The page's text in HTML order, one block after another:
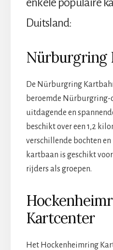
Duitsland:
Nürburgring
De Nürburgring
beroemde Nürburgring-
uitdagende en
beschikt over een 1,2
verschillende bochten en
kartbaan is geschikt
rijders als groepen.
Kartcenter
Het Hockenheimring